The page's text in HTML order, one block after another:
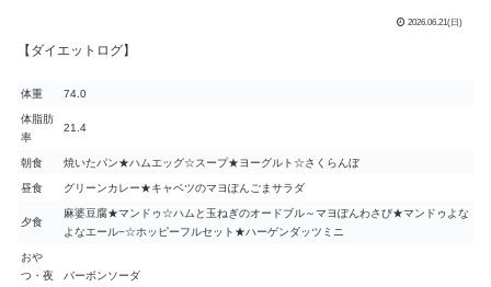
2026.06.21(日)
【ダイエットログ】
体重 74.0
体脂肪
率
21.4
朝食 焼いたパン★ハムエッグ☆スープ★ヨーグルト☆さくらんぼ
昼食 グリーンカレー★キャベツのマヨぽんごまサラダ
夕食
麻婆豆腐★マンドゥ☆ハムと玉ねぎのオードブル～マヨぽんわさび★マンドゥよな
よなエール−☆ホッピーフルセット★ハーゲンダッツミニ
おや
つ・夜
バーボンソーダ